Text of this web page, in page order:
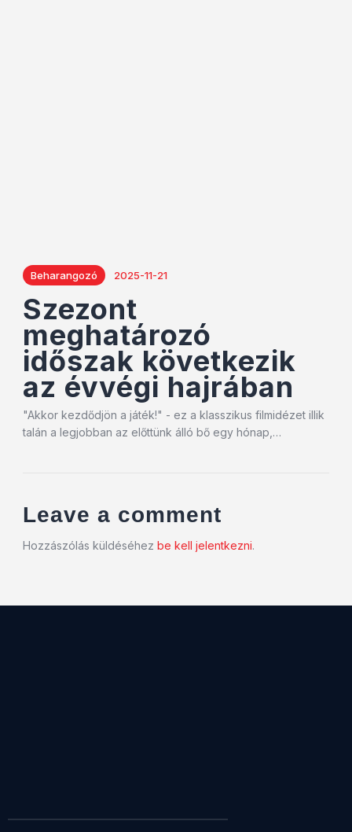
Beharangozó 2025-11-21
Szezont
meghatározó
időszak következik
az évvégi hajrában
"Akkor kezdődjön a játék!" - ez a klasszikus filmidézet illik
talán a legjobban az előttünk álló bő egy hónap,…
Leave a comment
Hozzászólás küldéséhez be kell jelentkezni.